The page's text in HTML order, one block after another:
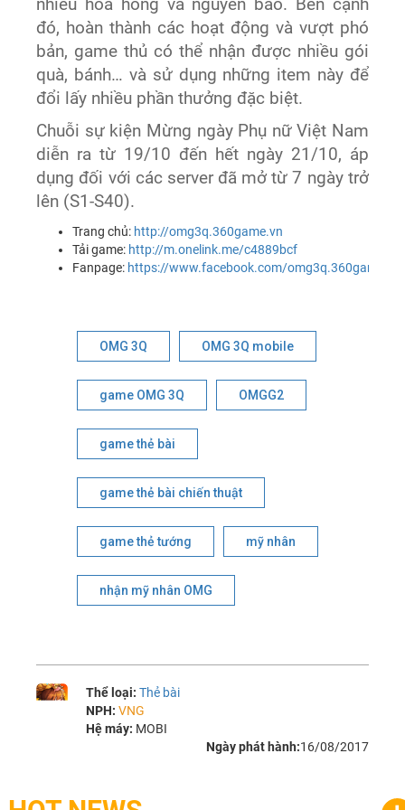
nhiều hoa hồng và nguyên bảo. Bên cạnh
đó, hoàn thành các hoạt động và vượt phó
bản, game thủ có thể nhận được nhiều gói
quà, bánh… và sử dụng những item này để
đổi lấy nhiều phần thưởng đặc biệt.
Chuỗi sự kiện Mừng ngày Phụ nữ Việt Nam
diễn ra từ 19/10 đến hết ngày 21/10, áp
dụng đối với các server đã mở từ 7 ngày trở
lên (S1-S40).
Trang chủ: http://omg3q.360game.vn
Tải game: http://m.onelink.me/c4889bcf
Fanpage: https://www.facebook.com/omg3q.360game.vn
OMG 3Q OMG 3Q mobile
game OMG 3Q OMGG2
game thẻ bài
game thẻ bài chiến thuật
game thẻ tướng mỹ nhân
nhận mỹ nhân OMG
Thể loại:Thẻ bài
NPH:VNG
Hệ máy: MOBI
Ngày phát hành:16/08/2017